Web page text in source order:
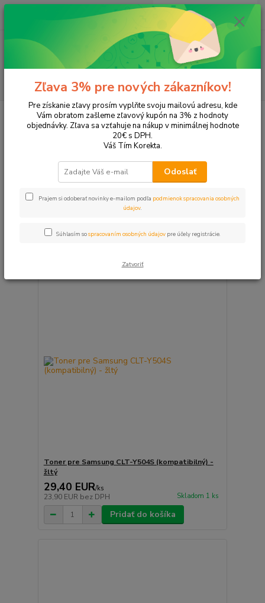
Hľadať
ks
za 0,00 EUR
Tonery a náplne do tlačiarní SAMSUNG CLP-365
Upresniť parametre
Najdrahšie
Zobrazujem 1-8 z 8
Toner pre Samsung CLT-Y504S (kompatibilný) -
žltý
29,40 EUR/ks
23,90 EUR bez DPH Skladom 1 ks
Pridať do košíka
Zľava 3% pre nových zákazníkov!
Pre získanie zľavy prosím vyplňte svoju mailovú adresu, kde
Vám obratom zašleme zľavový kupón na 3% z hodnoty
objednávky. Zľava sa vzťahuje na nákup v minimálnej hodnote
20€ s DPH.
Váš Tím Korekta.
Odoslať
Prajem si odoberať novinky e-mailom podľa podmienok spracovania osobných
údajov.
Súhlasím sospracovaním osobných údajov pre účely registrácie.
Zatvoriť